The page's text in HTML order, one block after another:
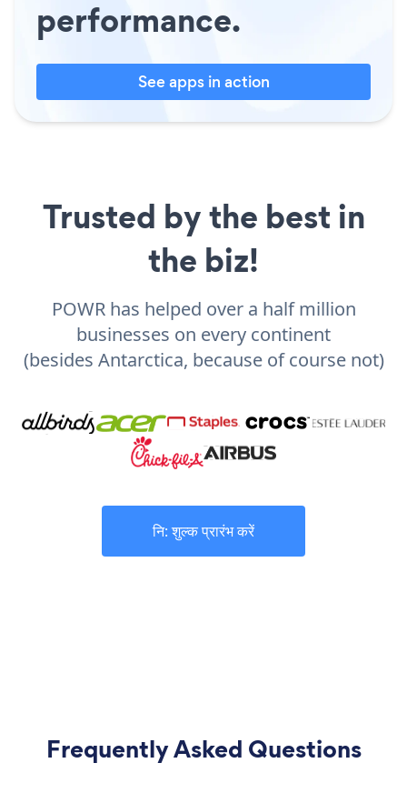
performance.
See apps in action
Trusted by the best in
the biz!
POWR has helped over a half million
businesses on every continent
(besides Antarctica, because of course not)
नि: शुल्क प्रारंभ करें
Frequently Asked Questions